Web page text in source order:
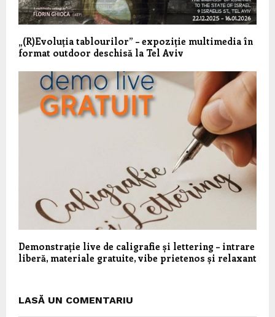
„(R)Evoluția tablourilor” – expoziție multimedia în
format outdoor deschisă la Tel Aviv
Demonstrație live de caligrafie și lettering – intrare
liberă, materiale gratuite, vibe prietenos și relaxant
LASĂ UN COMENTARIU